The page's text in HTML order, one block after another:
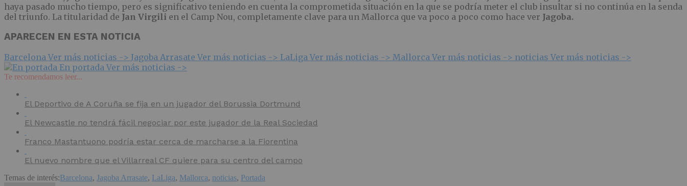
haya pasado mucho tiempo, pero es significativo teniendo en cuenta la comprometida situación en la que se podría meter el club insultar si no continúa en la senda
del triunfo. La titularidad de Jan Virgili en el Camp Nou, completamente clave para un Mallorca que va poco a poco como hace ver Jagoba.
APARECEN EN ESTA NOTICIA
Barcelona Ver más noticias -> Jagoba Arrasate Ver más noticias -> LaLiga Ver más noticias -> Mallorca Ver más noticias -> noticias Ver más noticias ->
En portada Ver más noticias ->
Te recomendamos leer...
El Deportivo de A Coruña se fija en un jugador del Borussia Dortmund
El Newcastle no tendrá fácil negociar por este jugador de la Real Sociedad
Franco Mastantuono podría estar cerca de marcharse a la Fiorentina
El nuevo nombre que el Villarreal CF quiere para su centro del campo
Temas de interés:Barcelona, Jagoba Arrasate, LaLiga, Mallorca, noticias, Portada